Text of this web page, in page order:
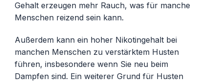
Gehalt erzeugen mehr Rauch, was für manche
Menschen reizend sein kann.
Außerdem kann ein hoher Nikotingehalt bei
manchen Menschen zu verstärktem Husten
führen, insbesondere wenn Sie neu beim
Dampfen sind. Ein weiterer Grund für Husten